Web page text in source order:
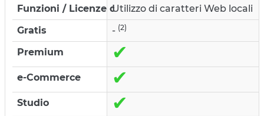
Utilizzo di caratteri Web locali
- (2)
✔
✔
✔